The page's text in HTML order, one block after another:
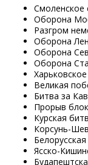
Смоленское
Оборона
Разгром
Оборона
Оборона
Оборона
Великая
Битва за
Прорыв
Курская
Корсунь-
Ясско-